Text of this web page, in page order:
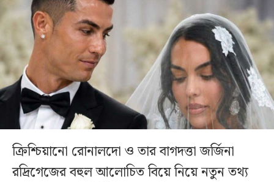
ক্রিশ্চিয়ানো রোনালদো ও তার বাগদত্তা জর্জিনা
রদ্রিগেজের বহুল আলোচিত বিয়ে নিয়ে নতুন তথ্য